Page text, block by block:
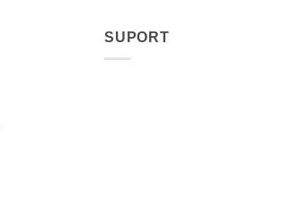
23.00 lei.SUPORT